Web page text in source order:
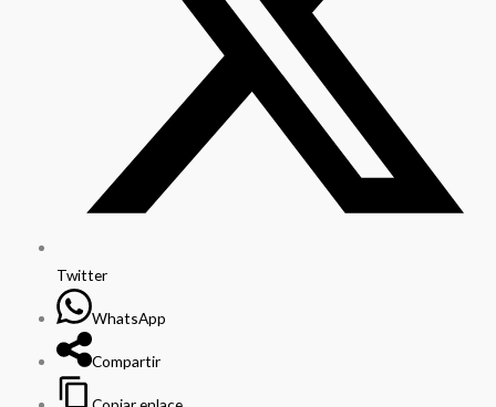
Twitter
WhatsApp
Compartir